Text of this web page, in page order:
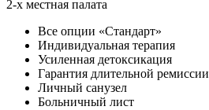
2-х местная палата
Все опции «Стандарт»
Индивидуальная терапия
Усиленная детоксикация
Гарантия длительной ремиссии
Личный санузел
Больничный лист